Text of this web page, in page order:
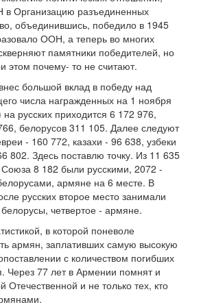
Организацию разъединенных
объединившись, победило в 1945
ООН, а теперь во многих
памятники победителей, но
этом почему- то не считают.
большой вклад в победу над
числа награжденных на 1 ноября
русских приходится 6 172 976,
белорусов 311 105. Далее следуют
- 160 772, казахи - 96 638, узбеки
802. Здесь поставлю точку. Из 11 635
Союза 8 182 были русскими, 2072 -
армяне на 6 месте. В
русских второе место занимали
четвертое - армяне.
в которой поневоле
армян, заплативших самую высокую
с количеством погибших
Через 77 лет в Армении помнят и
Отечественной и не только тех, кто